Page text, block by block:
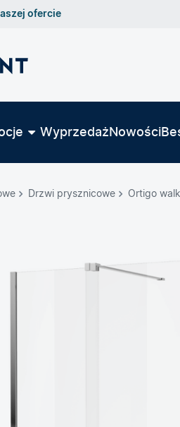
ofercie
Wyprzedaż Nowości
Drzwi prysznicowe Ortigo